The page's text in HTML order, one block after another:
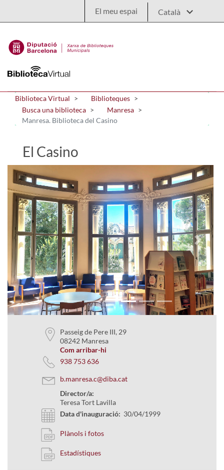
El meu espai
Biblioteca Virtual
Biblioteques
Busca una biblioteca
Manresa
Manresa. Biblioteca del Casino
El Casino
Previous Next
Passeig de Pere III, 29
08242 Manresa
Com arribar-hi
938 753 636
b.manresa.c@diba.cat
Director/a:
Teresa Tort Lavilla
Data d'inauguració: 30/04/1999
Plànols i fotos
Estadístiques